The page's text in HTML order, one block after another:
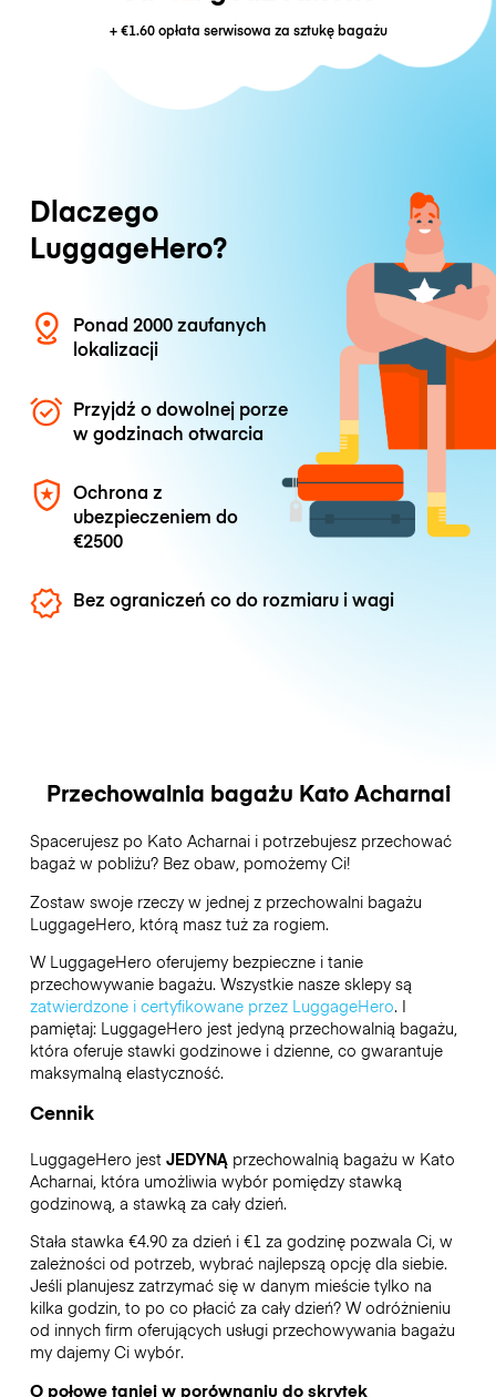
+€1.60opłata serwisowa za sztukę bagażu
Dlaczego
LuggageHero?
Ponad 2000 zaufanych
lokalizacji
Przyjdź o dowolnej porze
w godzinach otwarcia
Ochrona z
ubezpieczeniem do
€2500
Bez ograniczeń co do rozmiaru i wagi
Przechowalnia bagażu Kato Acharnai
Spacerujesz po Kato Acharnai i potrzebujesz przechować
bagaż w pobliżu? Bez obaw, pomożemy Ci!
Zostaw swoje rzeczy w jednej z przechowalni bagażu
LuggageHero , którą masz tuż za rogiem.
W LuggageHero oferujemy bezpieczne i tanie
przechowywanie bagażu. Wszystkie nasze sklepy są
zatwierdzone i certyfikowane przez LuggageHero. I
pamiętaj: LuggageHero jest jedyną przechowalnią bagażu,
która oferuje stawki godzinowe i dzienne, co gwarantuje
maksymalną elastyczność.
Cennik
LuggageHero jest JEDYNĄprzechowalnią bagażu w Kato
Acharnai, która umożliwia wybór pomiędzy stawką
godzinową, a stawką za cały dzień.
Stała stawka €4.90 za dzień i €1 za godzinę pozwala Ci, w
zależności od potrzeb, wybrać najlepszą opcję dla siebie.
Jeśli planujesz zatrzymać się w danym mieście tylko na
kilka godzin, to po co płacić za cały dzień? W odróżnieniu
od innych firm oferujących usługi przechowywania bagażu
my dajemy Ci wybór.
O połowę taniej w porównaniu do skrytek